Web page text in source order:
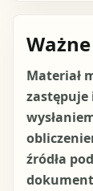
Materiał
zastępuje
źródła